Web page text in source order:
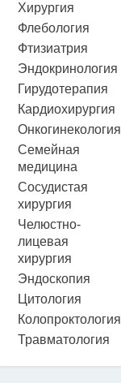
Хирургия
Флебология
Фтизиатрия
Эндокринология
Гирудотерапия
Кардиохирургия
Онкогинекология
Семейная
медицина
Сосудистая
хирургия
Челюстно-
лицевая
хирургия
Эндоскопия
Цитология
Колопроктология
Травматология